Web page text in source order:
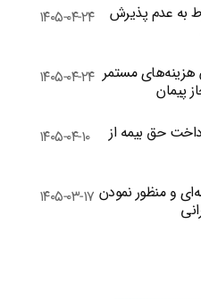
به عدم پذیرش
۱۴۰۵-۰۴-۲۴
هزینه‌های مستمر
پیمان
۱۴۰۵-۰۴-۲۴
حق بیمه از
۱۴۰۵-۰۴-۱۰
و منظور نمودن ۱۴۰۵-۰۳-۱۷